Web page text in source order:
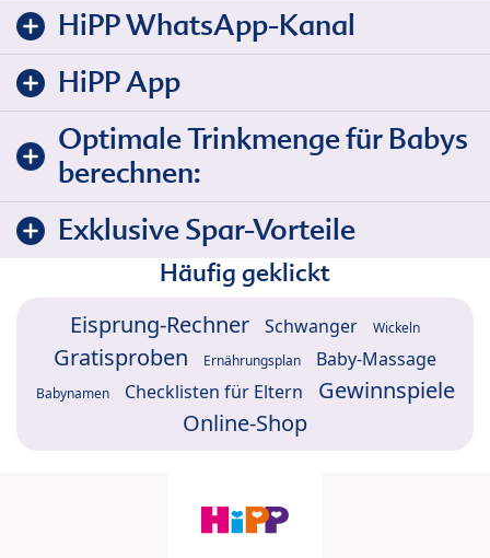
HiPP WhatsApp-Kanal
HiPP App
Optimale Trinkmenge für Babys
berechnen:
Exklusive Spar-Vorteile
Häufig geklickt
Eisprung-Rechner Schwanger Wickeln
Gratisproben Ernährungsplan Baby-Massage
Babynamen Checklisten für Eltern
Gewinnspiele
Online-Shop